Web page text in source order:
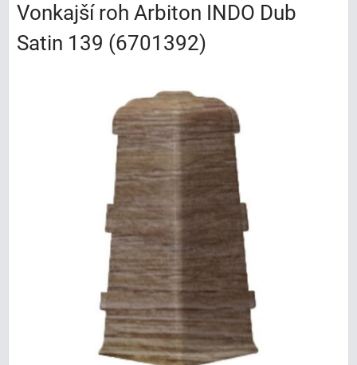
Vonkajší roh Arbiton INDO Dub
Satin 139 (6701392)